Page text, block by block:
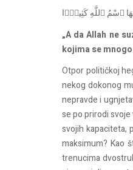
ٱسْمُ ٱللَّهِ كَثِيرًۭا
„A da Allah ne
kojima se
Otpor političkoj
nekog dokonog
nepravde i
se po prirodi
svojih kapaciteta,
maksimum? Kao
trenucima